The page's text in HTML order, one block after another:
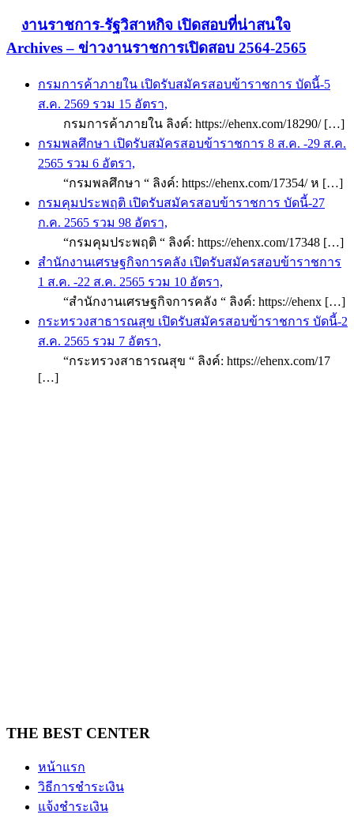
งานราชการ-รัฐวิสาหกิจ เปิดสอบที่น่าสนใจ
Archives – ข่าวงานราชการเปิดสอบ 2564-2565
กรมการค้าภายใน เปิดรับสมัครสอบข้าราชการ บัดนี้-5
ส.ค. 2569 รวม 15 อัตรา,
กรมการค้าภายใน ลิงค์: https://ehenx.com/18290/ […]
กรมพลศึกษา เปิดรับสมัครสอบข้าราชการ 8 ส.ค. -29 ส.ค.
2565 รวม 6 อัตรา,
“กรมพลศึกษา “ ลิงค์: https://ehenx.com/17354/ ห […]
กรมคุมประพฤติ เปิดรับสมัครสอบข้าราชการ บัดนี้-27
ก.ค. 2565 รวม 98 อัตรา,
“กรมคุมประพฤติ “ ลิงค์: https://ehenx.com/17348 […]
สำนักงานเศรษฐกิจการคลัง เปิดรับสมัครสอบข้าราชการ
1 ส.ค. -22 ส.ค. 2565 รวม 10 อัตรา,
“สำนักงานเศรษฐกิจการคลัง “ ลิงค์: https://ehenx […]
กระทรวงสาธารณสุข เปิดรับสมัครสอบข้าราชการ บัดนี้-2
ส.ค. 2565 รวม 7 อัตรา,
“กระทรวงสาธารณสุข “ ลิงค์: https://ehenx.com/17
[…]
THE BEST CENTER
หน้าแรก
วิธีการชำระเงิน
แจ้งชำระเงิน